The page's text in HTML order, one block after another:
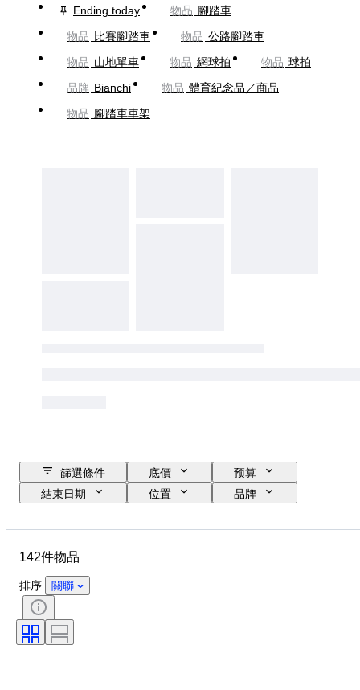
Ending today
物品 腳踏車
物品 比賽腳踏車 物品 公路腳踏車
物品 山地單車 物品 網球拍 物品 球拍
品牌 Bianchi 物品 體育紀念品／商品
物品 腳踏車車架
篩選條件 底價
预算
結束日期
位置
品牌
款式
時代
Size
包括配件
142件物品
排序 關聯